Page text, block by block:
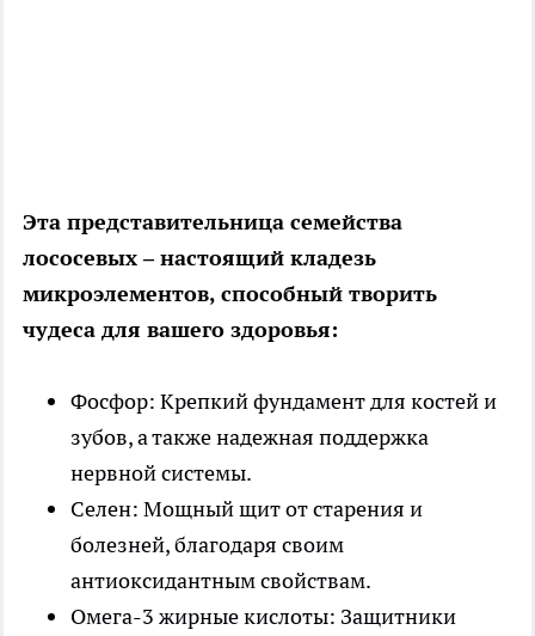
Эта представительница семейства
лососевых – настоящий кладезь
микроэлементов, способный творить
чудеса для вашего здоровья:
Фосфор: Крепкий фундамент для костей и
зубов, а также надежная поддержка
нервной системы.
Селен: Мощный щит от старения и
болезней, благодаря своим
антиоксидантным свойствам.
Омега-3 жирные кислоты: Защитники